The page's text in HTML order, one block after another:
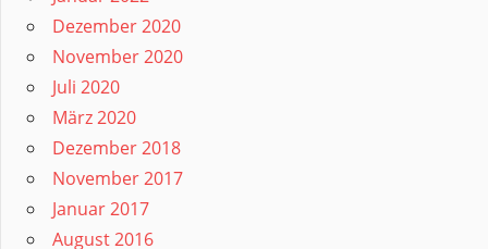
Dezember 2020
November 2020
Juli 2020
März 2020
Dezember 2018
November 2017
Januar 2017
August 2016